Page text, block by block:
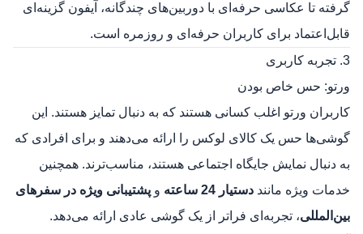
گرفته تا عکاسی حرفه‌ای با دوربین‌های چندگانه، آیفون گزینه‌ای
قابل‌اعتماد برای کاربران حرفه‌ای و روزمره است.
3. تجربه کاربری
ورتو: حس خاص بودن
کاربران ورتو اغلب کسانی هستند که به دنبال تمایز هستند. این
گوشی‌ها حس یک کالای لوکس را ارائه می‌دهند و برای افرادی که
به دنبال نمایش جایگاه اجتماعی هستند، مناسب‌ترند. همچنین
خدمات ویژه مانند دستیار 24 ساعته و پشتیبانی ویژه در سفرهای
بین‌المللی، تجربه‌ای فراتر از یک گوشی عادی ارائه می‌دهد.